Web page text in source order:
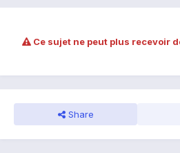
Ce sujet ne peut plus recevoir
Share